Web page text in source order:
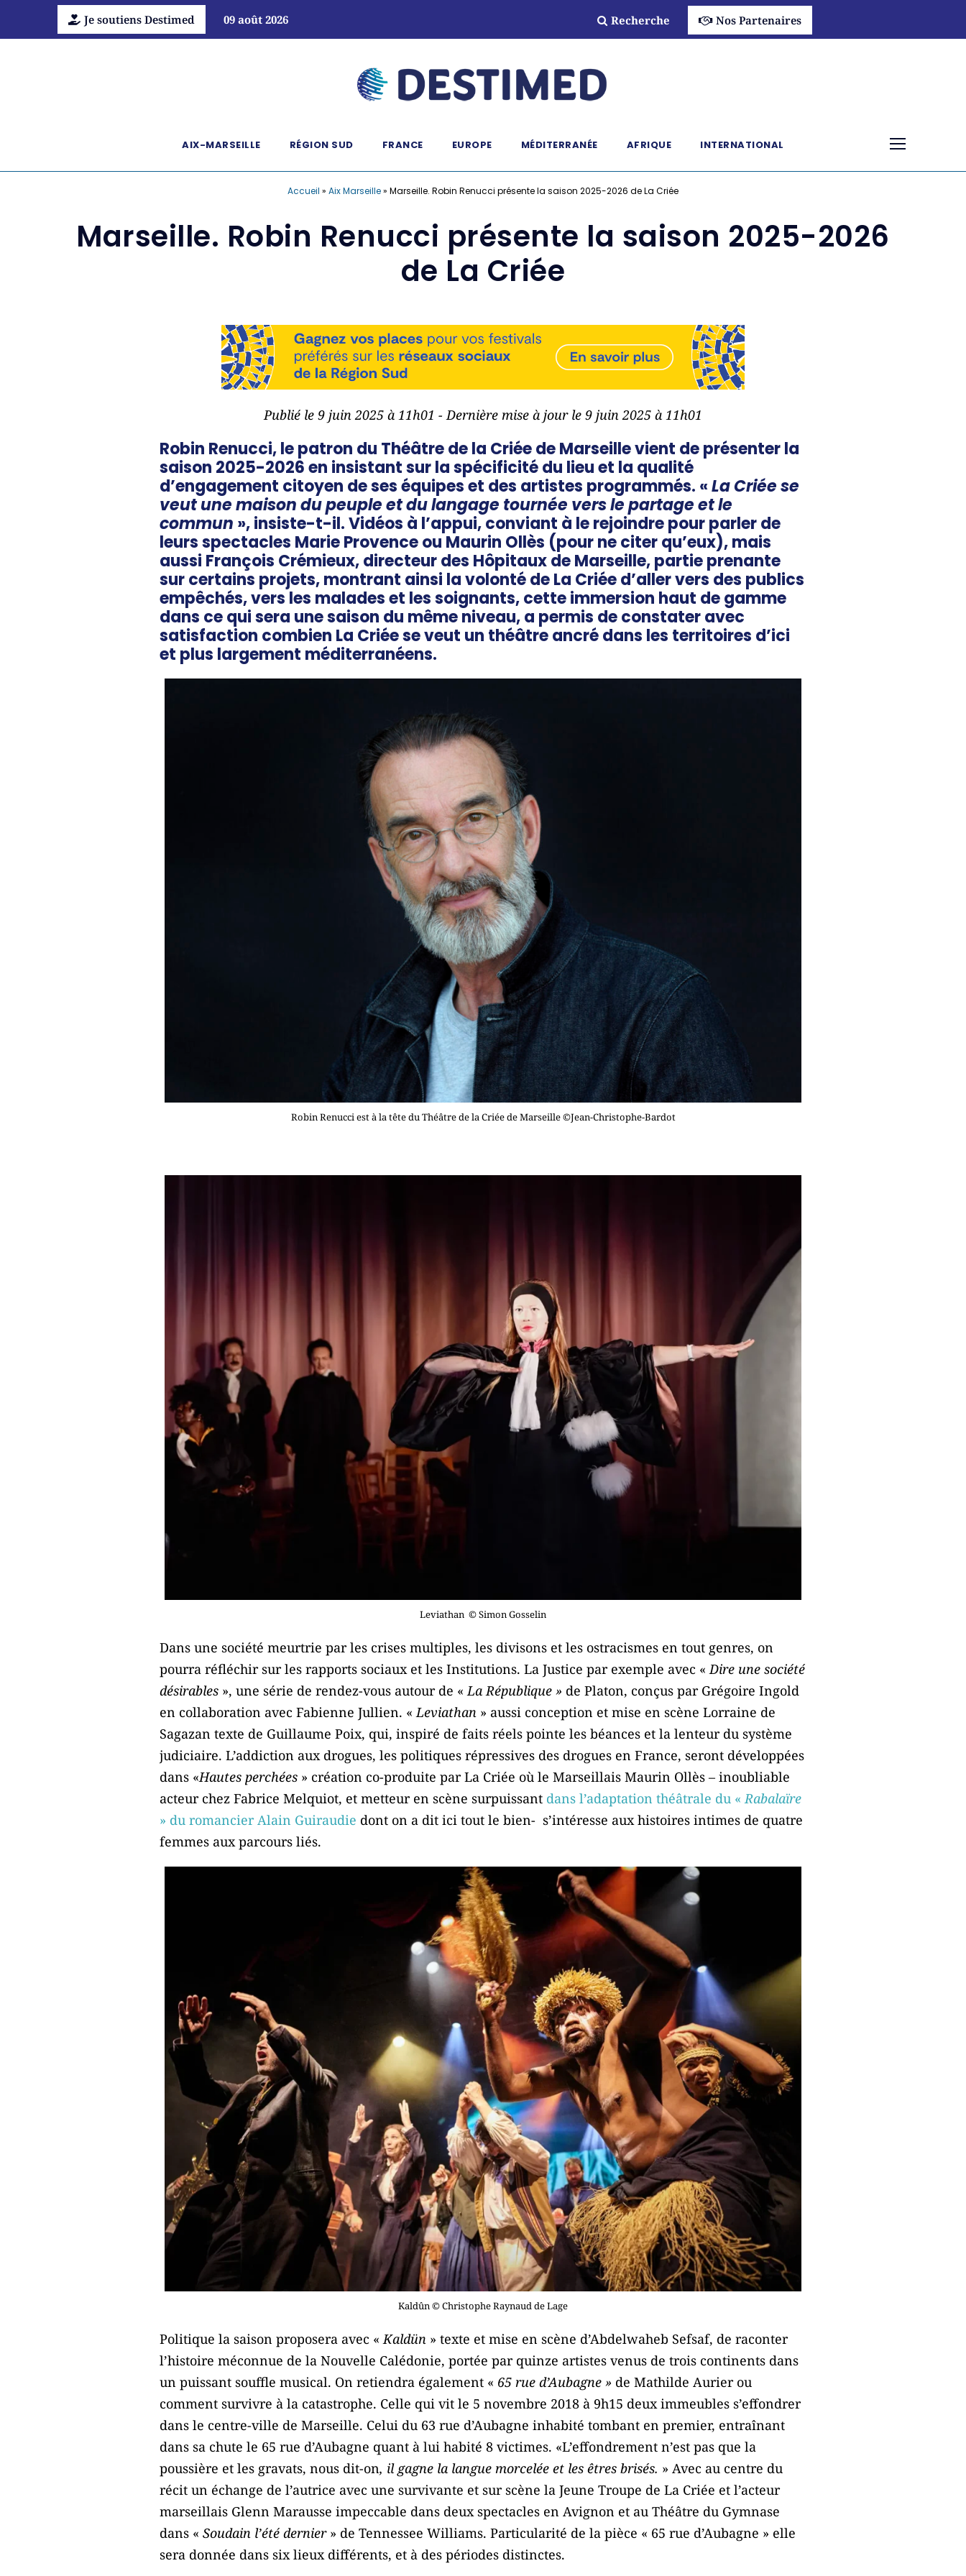
Je soutiens Destimed 09 août 2026 Recherche Nos Partenaires
AIX-MARSEILLE RÉGION SUD FRANCE EUROPE MÉDITERRANÉE AFRIQUE INTERNATIONAL
Accueil » Aix Marseille» Marseille. Robin Renucci présente la saison 2025-2026 de La Criée
Marseille. Robin Renucci présente la saison 2025-2026
de La Criée
Publié le 9 juin 2025 à 11h01 - Dernière mise à jour le 9 juin 2025 à 11h01
Robin Renucci, le patron du Théâtre de la Criée de Marseille vient de présenter la
saison 2025-2026 en insistant sur la spécificité du lieu et la qualité
d’engagement citoyen de ses équipes et des artistes programmés. «La Criée se
veut une maison du peuple et du langage tournée vers le partage et le
commun », insiste-t-il. Vidéos à l’appui, conviant à le rejoindre pour parler de
leurs spectacles Marie Provence ou Maurin Ollès (pour ne citer qu’eux), mais
aussi François Crémieux, directeur des Hôpitaux de Marseille, partie prenante
sur certains projets, montrant ainsi la volonté de La Criée d’aller vers des publics
empêchés, vers les malades et les soignants, cette immersion haut de gamme
dans ce qui sera une saison du même niveau, a permis de constater avec
satisfaction combien La Criée se veut un théâtre ancré dans les territoires d’ici
et plus largement méditerranéens.
Robin Renucci est à la tête du Théâtre de la Criée de Marseille ©Jean-Christophe-Bardot
Leviathan © Simon Gosselin
Dans une société meurtrie par les crises multiples, les divisons et les ostracismes en tout genres, on
pourra réfléchir sur les rapports sociaux et les Institutions. La Justice par exemple avec «Dire une société
désirables », une série de rendez-vous autour de « La République » de Platon, conçus par Grégoire Ingold
en collaboration avec Fabienne Jullien. « Leviathan » aussi conception et mise en scène Lorraine de
Sagazan texte de Guillaume Poix, qui, inspiré de faits réels pointe les béances et la lenteur du système
judiciaire. L’addiction aux drogues, les politiques répressives des drogues en France, seront développées
dans «Hautes perchées » création co-produite par La Criée où le Marseillais Maurin Ollès – inoubliable
acteur chez Fabrice Melquiot, et metteur en scène surpuissant dans l’adaptation théâtrale du «Rabalaïre
» du romancier Alain Guiraudie dont on a dit ici tout le bien- s’intéresse aux histoires intimes de quatre
femmes aux parcours liés.
Kaldûn © Christophe Raynaud de Lage
Politique la saison proposera avec «Kaldün » texte et mise en scène d’Abdelwaheb Sefsaf, de raconter
l’histoire méconnue de la Nouvelle Calédonie, portée par quinze artistes venus de trois continents dans
un puissant souffle musical. On retiendra également « 65 rue d’Aubagne » de Mathilde Aurier ou
comment survivre à la catastrophe. Celle qui vit le 5 novembre 2018 à 9h15 deux immeubles s’effondrer
dans le centre-ville de Marseille. Celui du 63 rue d’Aubagne inhabité tombant en premier, entraînant
dans sa chute le 65 rue d’Aubagne quant à lui habité 8 victimes. «L’effondrement n’est pas que la
poussière et les gravats, nous dit-on, il gagne la langue morcelée et les êtres brisés. » Avec au centre du
récit un échange de l’autrice avec une survivante et sur scène la Jeune Troupe de La Criée et l’acteur
marseillais Glenn Marausse impeccable dans deux spectacles en Avignon et au Théâtre du Gymnase
dans « Soudain l’été dernier» de Tennessee Williams. Particularité de la pièce « 65 rue d’Aubagne » elle
sera donnée dans six lieux différents, et à des périodes distinctes.